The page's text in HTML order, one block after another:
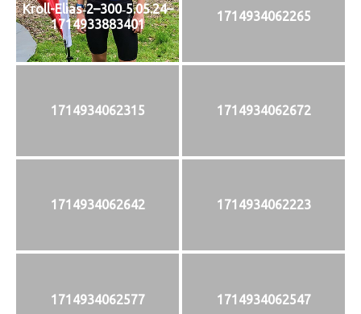
Kroll-Elias‑2–300‑5.05.24–
1714933883401
1714934062265
1714934062315 1714934062672
1714934062642 1714934062223
1714934062577 1714934062547